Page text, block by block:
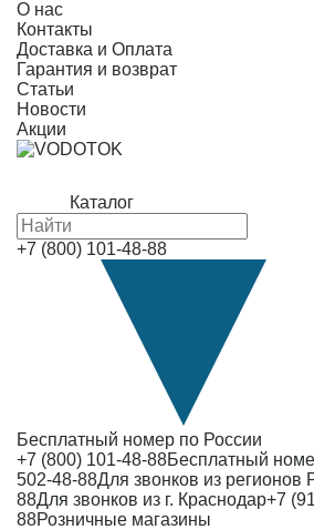
О нас
Контакты
Доставка и Оплата
Гарантия и возврат
Статьи
Новости
Акции
Каталог
+7 (800) 101-48-88
Бесплатный номер по России
+7 (800) 101-48-88Бесплатный
502-48-88Для звонков из регионов
88Для звонков из г. Краснодар+7
88Розничные магазины